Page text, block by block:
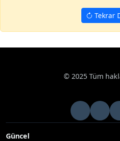
Tekrar
© 2025 Tüm
Güncel